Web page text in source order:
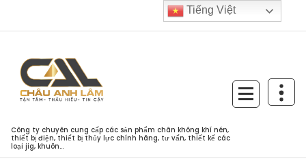
Công ty chuyên cung cấp các sản phẩm chân không khí nén,
thiết bị điện, thiết bị thủy lực chính hãng, tư vấn, thiết kế các
loại jig, khuôn...
Tiếng Việt